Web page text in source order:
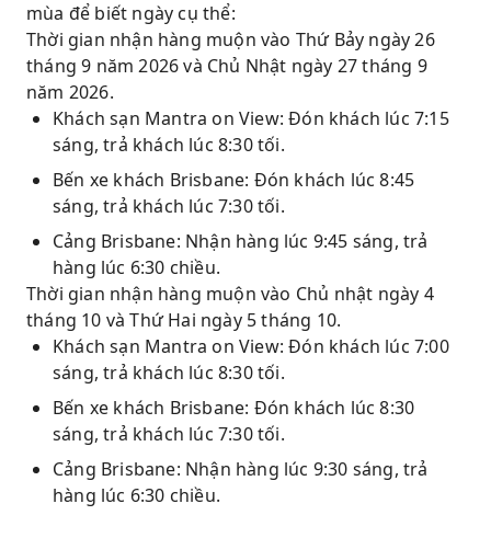
mùa để biết ngày cụ thể:
Thời gian nhận hàng muộn vào Thứ Bảy ngày 26
tháng 9 năm 2026 và Chủ Nhật ngày 27 tháng 9
năm 2026.
Khách sạn Mantra on View: Đón khách lúc 7:15
sáng, trả khách lúc 8:30 tối.
Bến xe khách Brisbane: Đón khách lúc 8:45
sáng, trả khách lúc 7:30 tối.
Cảng Brisbane: Nhận hàng lúc 9:45 sáng, trả
hàng lúc 6:30 chiều.
Thời gian nhận hàng muộn vào Chủ nhật ngày 4
tháng 10 và Thứ Hai ngày 5 tháng 10.
Khách sạn Mantra on View: Đón khách lúc 7:00
sáng, trả khách lúc 8:30 tối.
Bến xe khách Brisbane: Đón khách lúc 8:30
sáng, trả khách lúc 7:30 tối.
Cảng Brisbane: Nhận hàng lúc 9:30 sáng, trả
hàng lúc 6:30 chiều.